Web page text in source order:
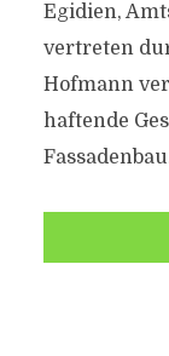
Egidien,
vertreten
Hofmann
haftende